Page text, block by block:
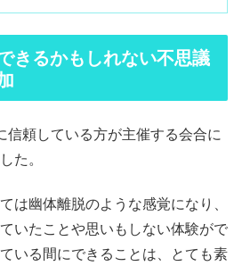
きるかもしれない不思議
信頼している方が主催する会合に
た。
は幽体離脱のような感覚になり、
いたことや思いもしない体験がで
いる間にできることは、とても素